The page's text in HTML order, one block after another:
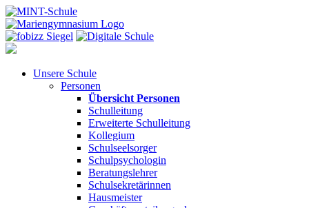
Unsere Schule
Personen
Übersicht Personen
Schulleitung
Erweiterte Schulleitung
Kollegium
Schulseelsorger
Schulpsychologin
Beratungslehrer
Schulsekretärinnen
Hausmeister